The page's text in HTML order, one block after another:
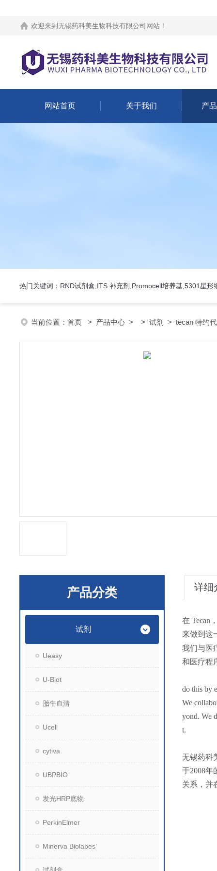
欢迎来到 无锡药科美生物科技有限公司网站 ！
网站首页 关于我们 产
热门关键词：RND试剂盒,ITS 补充剂,Promocell培养基,5301星形
当前位置： 首页 > 产品中心 > > 试剂 > tecan 特约
产品分类
试剂
Ueasy
U-Blot
胎牛血清
Ucell
cytiva
UBPBIO
发光HRP底物
PerkinElmer
Minerva Biolabes
详细
在 Tecan
来做到这
我们与医
和医疗程
do this by
We
yond. We
t.
无锡药科
于2008年
关系，并